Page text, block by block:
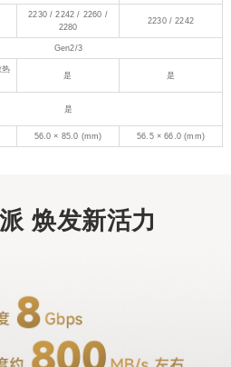
2230 / 2242 / 2260 /
2280
2230 / 2242
Gen2/3
热
是 是
是
56.0 × 85.0 (mm) 56.5 × 66.0 (mm)
焕发新活力